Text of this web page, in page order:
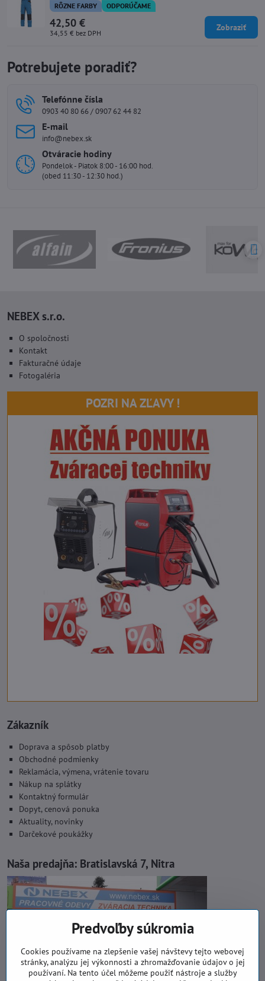
RÔZNE FARBY ODPORÚČAME
42,50 €
34,55 € bez DPH
Zobraziť
Potrebujete poradiť?
Telefónne čísla
0903 40 80 66 / 0907 62 44 82
E-mail
info@nebex.sk
Otváracie hodiny
Pondelok - Piatok 8:00 - 16:00 hod.
(obed 11:30 - 12:30 hod.)
NEBEX s.r.o.
O spoločnosti
Kontakt
Fakturačné údaje
Fotogaléria
POZRI NA ZĽAVY !
Zákazník
Doprava a spôsob platby
Obchodné podmienky
Reklamácia, výmena, vrátenie tovaru
Nákup na splátky
Kontaktný formulár
Dopyt, cenová ponuka
Aktuality, novinky
Darčekové poukážky
Naša predajňa: Bratislavská 7, Nitra
Predvoľby súkromia
Cookies používame na zlepšenie vašej návštevy tejto webovej
stránky, analýzu jej výkonnosti a zhromažďovanie údajov o jej
používaní. Na tento účel môžeme použiť nástroje a služby